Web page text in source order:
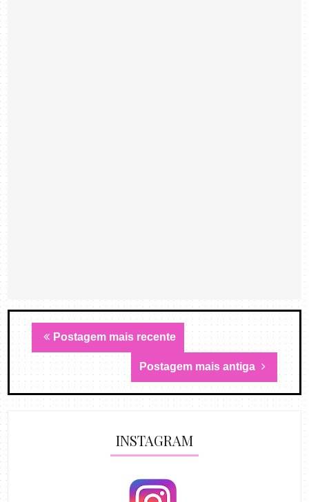
Postagem mais recente
Postagem mais antiga
INSTAGRAM